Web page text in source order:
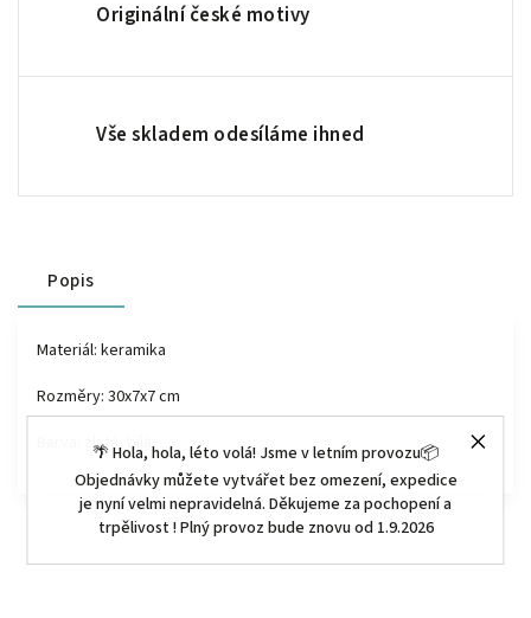
🌴 Hola, hola, léto volá! Jsme v letním provozu📦
Objednávky můžete vytvářet bez omezení, expedice
je nyní velmi nepravidelná. Děkujeme za pochopení a
trpělivost ! Plný provoz bude znovu od 1.9.2026
Originální české motivy
Vše skladem odesíláme ihned
Popis
Materiál: keramika
Rozměry: 30x7x7 cm
Barva: zlatá, bílá